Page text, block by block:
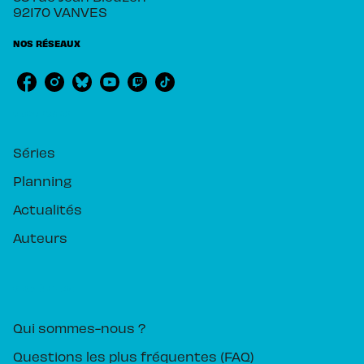
92170 VANVES
NOS RÉSEAUX
Séries
Planning
Actualités
Auteurs
Qui sommes-nous ?
Questions les plus fréquentes (FAQ)